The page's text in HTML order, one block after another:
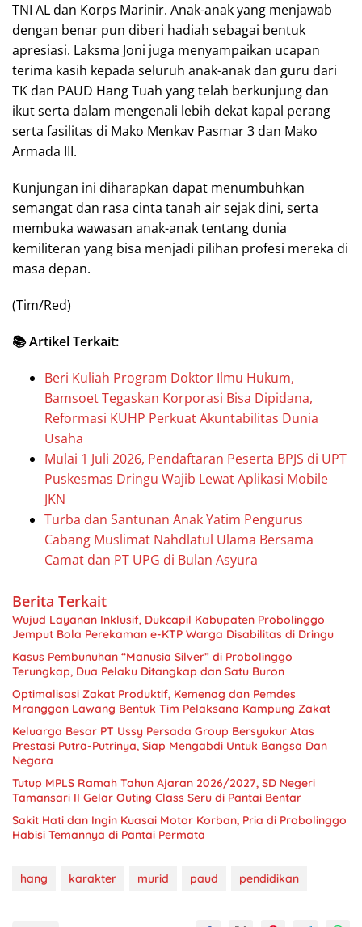
TNI AL dan Korps Marinir. Anak-anak yang menjawab
dengan benar pun diberi hadiah sebagai bentuk
apresiasi. Laksma Joni juga menyampaikan ucapan
terima kasih kepada seluruh anak-anak dan guru dari
TK dan PAUD Hang Tuah yang telah berkunjung dan
ikut serta dalam mengenali lebih dekat kapal perang
serta fasilitas di Mako Menkav Pasmar 3 dan Mako
Armada III.
Kunjungan ini diharapkan dapat menumbuhkan
semangat dan rasa cinta tanah air sejak dini, serta
membuka wawasan anak-anak tentang dunia
kemiliteran yang bisa menjadi pilihan profesi mereka di
masa depan.
(Tim/Red)
📚 Artikel Terkait:
Beri Kuliah Program Doktor Ilmu Hukum,
Bamsoet Tegaskan Korporasi Bisa Dipidana,
Reformasi KUHP Perkuat Akuntabilitas Dunia
Usaha
Mulai 1 Juli 2026, Pendaftaran Peserta BPJS di UPT
Puskesmas Dringu Wajib Lewat Aplikasi Mobile
JKN
Turba dan Santunan Anak Yatim Pengurus
Cabang Muslimat Nahdlatul Ulama Bersama
Camat dan PT UPG di Bulan Asyura
Berita Terkait
Wujud Layanan Inklusif, Dukcapil Kabupaten Probolinggo
Jemput Bola Perekaman e-KTP Warga Disabilitas di Dringu
Kasus Pembunuhan “Manusia Silver” di Probolinggo
Terungkap, Dua Pelaku Ditangkap dan Satu Buron
Optimalisasi Zakat Produktif, Kemenag dan Pemdes
Mranggon Lawang Bentuk Tim Pelaksana Kampung Zakat
Keluarga Besar PT Ussy Persada Group Bersyukur Atas
Prestasi Putra-Putrinya, Siap Mengabdi Untuk Bangsa Dan
Negara
Tutup MPLS Ramah Tahun Ajaran 2026/2027, SD Negeri
Tamansari II Gelar Outing Class Seru di Pantai Bentar
Sakit Hati dan Ingin Kuasai Motor Korban, Pria di Probolinggo
Habisi Temannya di Pantai Permata
hang karakter murid paud pendidikan